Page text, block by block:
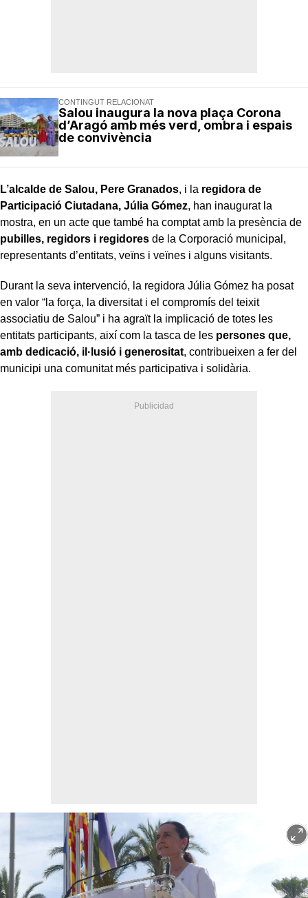
CONTINGUT RELACIONAT
Salou inaugura la nova plaça Corona
d’Aragó amb més verd, ombra i espais
de convivència
L’alcalde de Salou, Pere Granados, i la regidora de
Participació Ciutadana, Júlia Gómez, han inaugurat la
mostra, en un acte que també ha comptat amb la presència de
pubilles, regidors i regidores de la Corporació municipal,
representants d’entitats, veïns i veïnes i alguns visitants.
Durant la seva intervenció, la regidora Júlia Gómez ha posat
en valor “la força, la diversitat i el compromís del teixit
associatiu de Salou” i ha agraït la implicació de totes les
entitats participants, així com la tasca de les persones que,
amb dedicació, il·lusió i generositat, contribueixen a fer del
municipi una comunitat més participativa i solidària.